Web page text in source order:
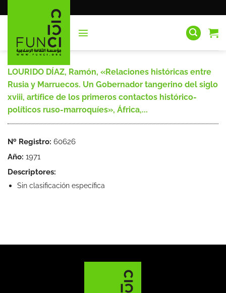
al
LOURIDO DÍAZ, Ramón, «Relaciones históricas entre
Rusia y Marruecos. Un Gobernador tangerino del siglo
xviii, artífice de los primeros contactos histórico-
políticos ruso-marroquíes», África,...
Nº Registro: 60626
Año: 1971
Descriptores:
Sin clasificación específica